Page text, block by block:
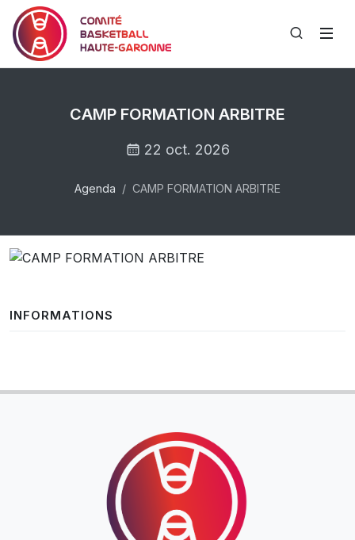
CAMP FORMATION ARBITRE
22 oct. 2026
Agenda CAMP FORMATION ARBITRE
INFORMATIONS